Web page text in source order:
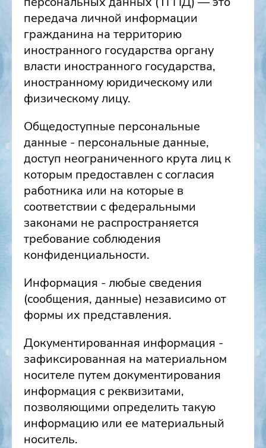
передача личной информации
гражданина на территорию
иностранного государства органу
власти иностранного государства,
иностранному юридическому или
физическому лицу.
Общедоступные персональные
данные - персональные данные,
доступ неограниченного крута лиц к
которым предоставлен с согласия
работника или на которые в
соответствии с федеральными
законами не распространяется
требование соблюдения
конфиденциальности.
Информация - любые сведения
(сообщения, данные) независимо от
формы их представления.
Документированная информация -
зафиксированная на материальном
носителе путем документирования
информация с реквизитами,
позволяющими определить такую
информацию или ее материальный
носитель.